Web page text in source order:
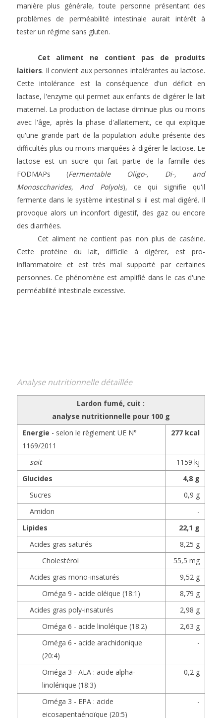
manière plus générale, toute personne présentant des
problèmes de perméabilité intestinale aurait intérêt à
tester un régime sans gluten.
Cet aliment ne contient pas de produits
laitiers. Il convient aux personnes intolérantes au lactose.
Cette intolérance est la conséquence d'un déficit en
lactase, l'enzyme qui permet aux enfants de digérer le lait
maternel. La production de lactase diminue plus ou moins
avec l'âge, après la phase d'allaitement, ce qui explique
qu'une grande part de la population adulte présente des
difficultés plus ou moins marquées à digérer le lactose. Le
lactose est un sucre qui fait partie de la famille des
FODMAPs (Fermentable Oligo-, Di-, and
Monosccharides, And Polyols), ce qui signifie qu'il
fermente dans le système intestinal si il est mal digéré. Il
provoque alors un inconfort digestif, des gaz ou encore
des diarrhées.
Cet aliment ne contient pas non plus de caséine.
Cette protéine du lait, difficile à digérer, est pro-
inflammatoire et est très mal supporté par certaines
personnes. Ce phénomène est amplifié dans le cas d'une
perméabilité intestinale excessive.
Analyse nutritionnelle détaillée
Lardon fumé, cuit :
analyse nutritionnelle pour 100 g
Energie - selon le règlement UE N°
1169/2011
277 kcal
soit
1159 kj
Glucides
4,8 g
Sucres
0,9 g
Amidon
-
Lipides
22,1 g
Acides gras saturés
8,25 g
Cholestérol
55,5 mg
Acides gras mono-insaturés
9,52 g
Oméga 9 - acide oléique (18:1)
8,79 g
Acides gras poly-insaturés
2,98 g
Oméga 6 - acide linoléique (18:2)
2,63 g
Oméga 6 - acide arachidonique
(20:4)
-
Oméga 3 - ALA : acide alpha-
linolénique (18:3)
0,2 g
Oméga 3 - EPA : acide
eicosapentaénoïque (20:5)
-